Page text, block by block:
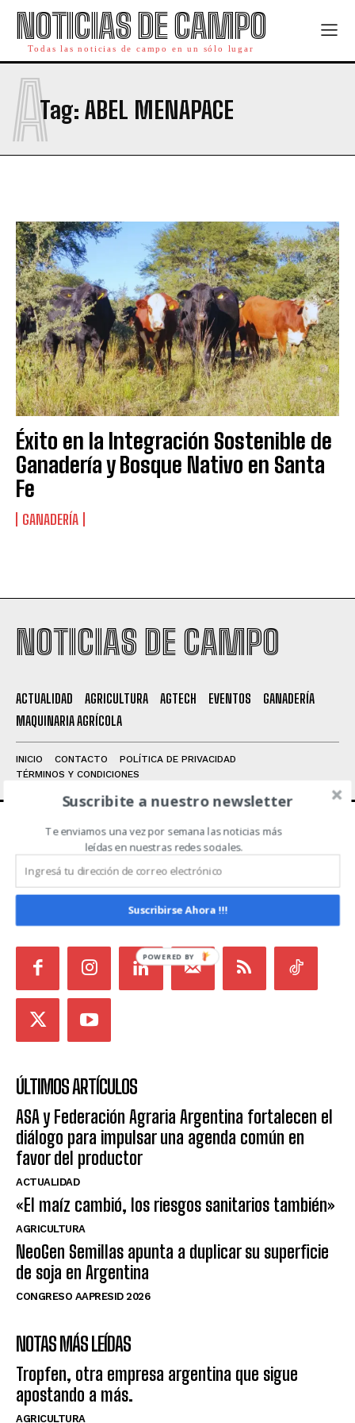
Leí y acepto laPolítica de Privacidad.
NOTICIAS DE CAMPO
Todas las noticias de campo en un sólo lugar
Tag: ABEL MENAPACE
A
Éxito en la Integración Sostenible de
Ganadería y Bosque Nativo en Santa
Fe
GANADERÍA
NOTICIAS DE CAMPO
ACTUALIDAD AGRICULTURA AGTECH EVENTOS
GANADERÍA
MAQUINARIA AGRÍCOLA
INICIO CONTACTO
POLÍTICA DE PRIVACIDAD
TÉRMINOS Y CONDICIONES
ACERCA DE NOSOTROS
Noticias de Campo es un medio independiente
focalizado en Redes Sociales que intenta aglutinar
todas las noticias del sector en un sólo lugar.
ÚLTIMOS ARTÍCULOS
ASA y Federación Agraria Argentina fortalecen el
diálogo para impulsar una agenda común en
favor del productor
ACTUALIDAD
«El maíz cambió, los riesgos sanitarios también»
AGRICULTURA
NeoGen Semillas apunta a duplicar su superficie
de soja en Argentina
CONGRESO AAPRESID 2026
NOTAS MÁS LEÍDAS
Tropfen, otra empresa argentina que sigue
apostando a más.
AGRICULTURA
Suscribite a nuestro newsletter
Te enviamos una vez por semana las noticias más
leídas en nuestras redes sociales.
Suscribirse Ahora !!!
POWERED